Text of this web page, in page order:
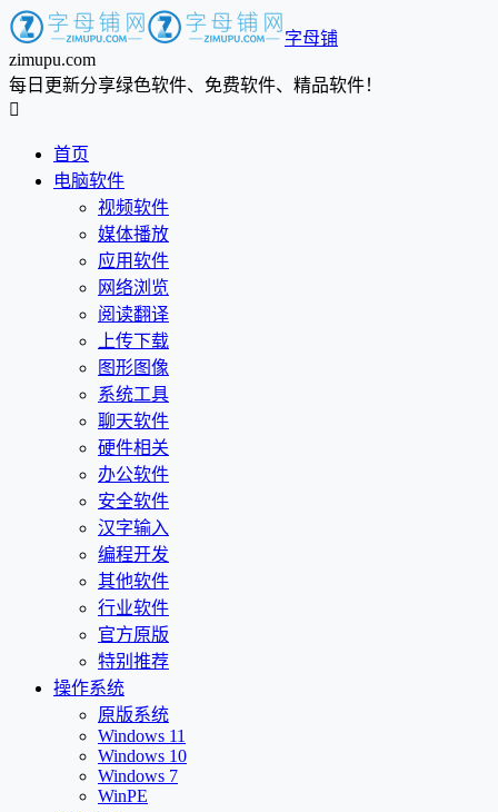
字母铺
zimupu.com
每日更新分享绿色软件、免费软件、精品软件！

首页
电脑软件
视频软件
媒体播放
应用软件
网络浏览
阅读翻译
上传下载
图形图像
系统工具
聊天软件
硬件相关
办公软件
安全软件
汉字输入
编程开发
其他软件
行业软件
官方原版
特别推荐
操作系统
原版系统
Windows 11
Windows 10
Windows 7
WinPE